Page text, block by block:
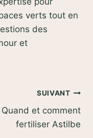
verts tout en
des
et
SUIVANT
Quand et comment
fertiliser Astilbe